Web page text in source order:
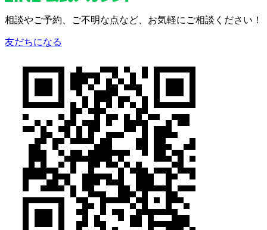
相談やご予約、 ご不明な点など、 お気軽にご相談ください！
友だちになる